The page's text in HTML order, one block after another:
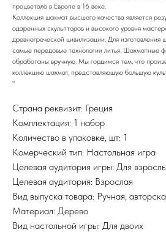
процветало в Европе в 16 веке.
Коллекция шахмат высшего качества является
одаренных скульпторов и высокого уровня
древнегреческой цивилизации. Для изготовления
самые передовые технологии литья. Шахматные
обработаны вручную. Мы гордимся тем, что
коллекцию шахмат, представляющую большую
"
Страна реквизит: Греция
Комплектация: 1 набор
Количество в упаковке, шт: 1
Комерческий тип: Настольная игра
Целевая аудитория игры: Для
Целевая аудитория: Взрослая
Вид выпуска товара: Ручная,
Материал: Дерево
Вид настольной игры: Для двоих